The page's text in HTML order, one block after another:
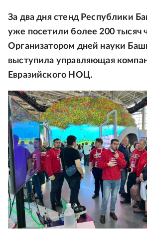
За два дня стенд Республики
уже посетили более 200 тысяч
Организатором дней науки
выступила управляющая
Евразийского НОЦ.